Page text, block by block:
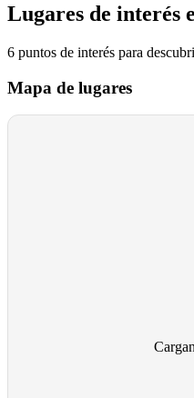
Lugares de interés
6 puntos de interés para
Mapa de lugares